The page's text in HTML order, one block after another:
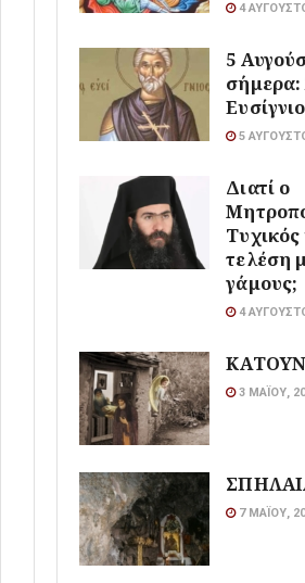
4
5
σήμερα:
5
Διατί ο
τελέση
γάμους;
4
3 ΜΑΪ́ΟΥ,
7 ΜΑΪ́ΟΥ,